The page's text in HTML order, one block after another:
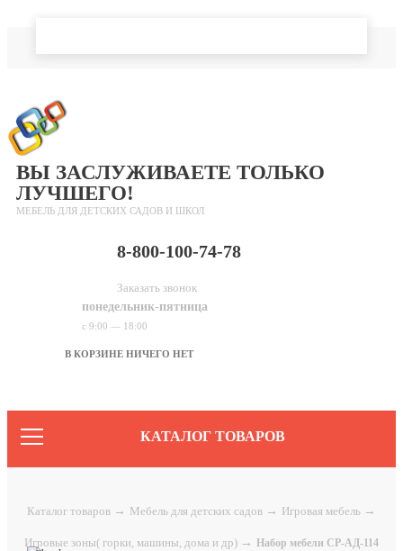
ВЫ ЗАСЛУЖИВАЕТЕ ТОЛЬКО
ЛУЧШЕГО!
МЕБЕЛЬ ДЛЯ ДЕТСКИХ САДОВ И ШКОЛ
8-800-100-74-78
Заказать звонок
понедельник-пятница
с 9:00 — 18:00
В КОРЗИНЕ НИЧЕГО НЕТ
КАТАЛОГ ТОВАРОВ
Каталог товаров → Мебель для детских садов → Игровая мебель →
Игровые зоны( горки, машины, дома и др) → Набор мебели СР-АД-114